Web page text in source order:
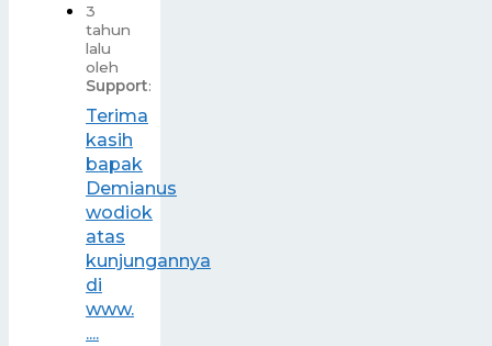
3
tahun
lalu
oleh
Support:
Terima
kasih
bapak
Demianus
wodiok
atas
kunjungannya
di
www.
....